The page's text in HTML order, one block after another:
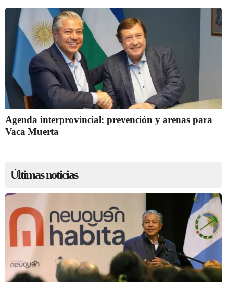
Agenda interprovincial: prevención y arenas para
Vaca Muerta
Últimas noticias